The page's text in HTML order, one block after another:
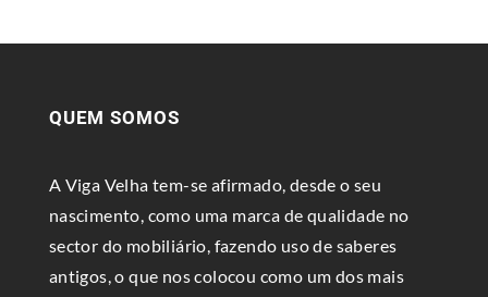
QUEM SOMOS
A Viga Velha tem-se afirmado, desde o seu
nascimento, como uma marca de qualidade no
sector do mobiliário, fazendo uso de saberes
antigos, o que nos colocou como um dos mais